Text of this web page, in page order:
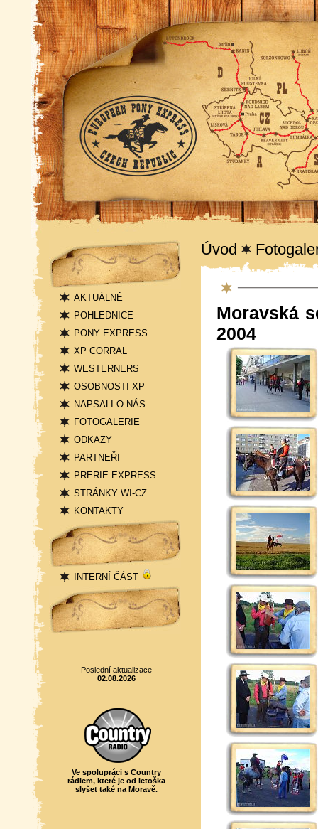
Navigace
AKTUÁLNĚ
POHLEDNICE
PONY EXPRESS
XP CORRAL
WESTERNERS
OSOBNOSTI XP
NAPSALI O NÁS
FOTOGALERIE
ODKAZY
PARTNEŘI
PRERIE EXPRESS
STRÁNKY WI-CZ
KONTAKTY
Přihlášení
INTERNÍ ČÁST
Statistika
Poslední aktualizace
02.08.2026
Ve spolupráci s Country
rádiem, které je od letoška
slyšet také na Moravě.
Úvod
Fotogalerie
Moravská
2004